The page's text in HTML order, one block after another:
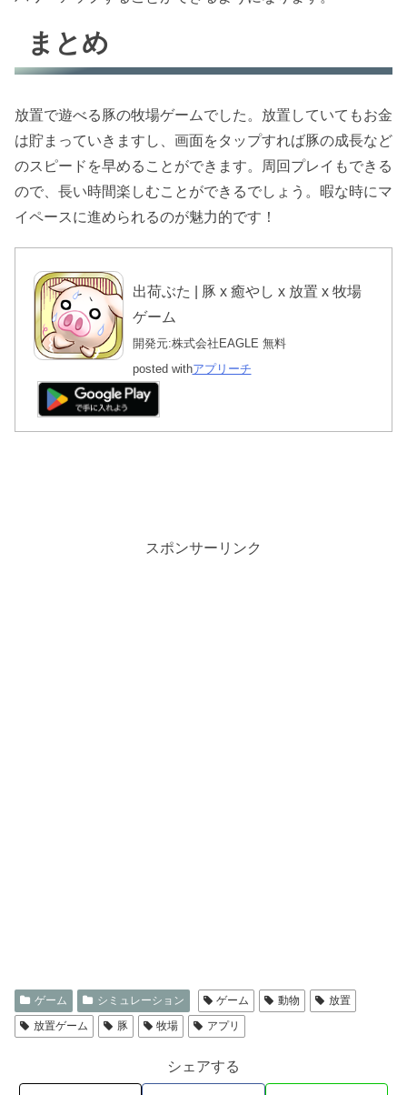
まとめ
放置で遊べる豚の牧場ゲームでした。放置していてもお金
は貯まっていきますし、画面をタップすれば豚の成長など
のスピードを早めることができます。周回プレイもできる
ので、長い時間楽しむことができるでしょう。暇な時にマ
イペースに進められるのが魅力的です！
出荷ぶた | 豚 x 癒やし x 放置 x 牧場
ゲーム
開発元:株式会社EAGLE 無料
posted withアプリーチ
スポンサーリンク
ゲーム シミュレーション ゲーム 動物
放置
放置ゲーム
豚 牧場 アプリ
シェアする